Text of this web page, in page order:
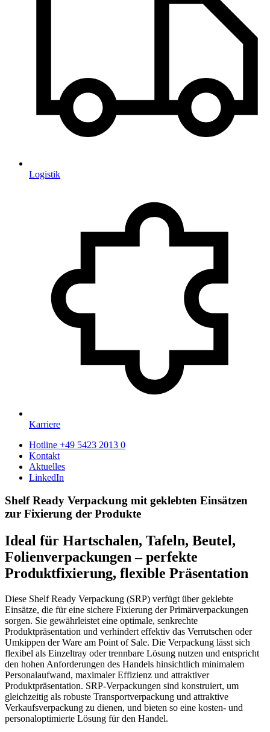
Logistik
Karriere
Hotline +49 5423 2013 0
Kontakt
Aktuelles
LinkedIn
Shelf Ready Verpackung mit geklebten Einsätzen
zur Fixierung der Produkte
Ideal für Hartschalen, Tafeln, Beutel,
Folienverpackungen – perfekte
Produktfixierung, flexible Präsentation
Diese Shelf Ready Verpackung (SRP) verfügt über geklebte
Einsätze, die für eine sichere Fixierung der Primärverpackungen
sorgen. Sie gewährleistet eine optimale, senkrechte
Produktpräsentation und verhindert effektiv das Verrutschen oder
Umkippen der Ware am Point of Sale. Die Verpackung lässt sich
flexibel als Einzeltray oder trennbare Lösung nutzen und entspricht
den hohen Anforderungen des Handels hinsichtlich minimalem
Personalaufwand, maximaler Effizienz und attraktiver
Produktpräsentation. SRP-Verpackungen sind konstruiert, um
gleichzeitig als robuste Transportverpackung und attraktive
Verkaufsverpackung zu dienen, und bieten so eine kosten- und
personaloptimierte Lösung für den Handel.